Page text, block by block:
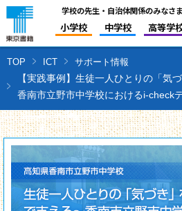
学校の先生・自治体関係のみなさま
小学校 中学校 高等学
TOP ICT サポート情報
【実践事例】生徒一人ひとりの「気
香南市立野市中学校におけるi-check